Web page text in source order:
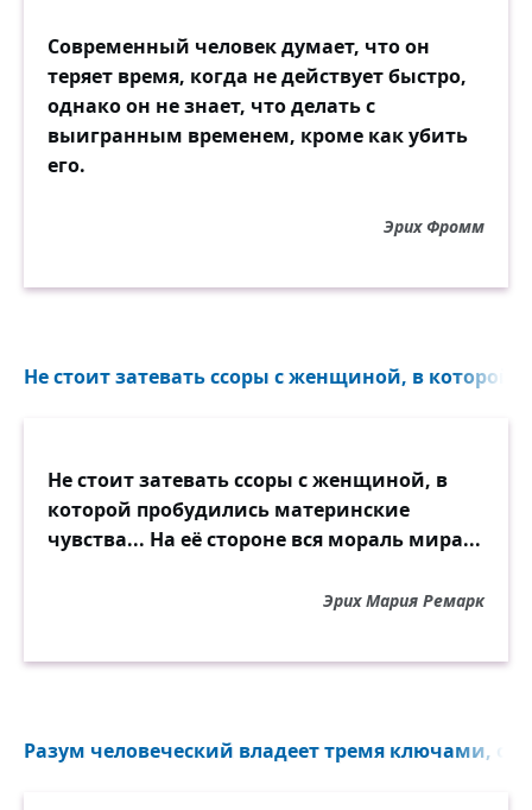
Современный человек думает, что он
теряет время, когда не действует быстро,
однако он не знает, что делать с
выигранным временем, кроме как убить
его.
Эрих Фромм
Не стоит затевать ссоры с женщиной, в которой
Не стоит затевать ссоры с женщиной, в
которой пробудились материнские
чувства... На её стороне вся мораль мира...
Эрих Мария Ремарк
Разум человеческий владеет тремя ключами,